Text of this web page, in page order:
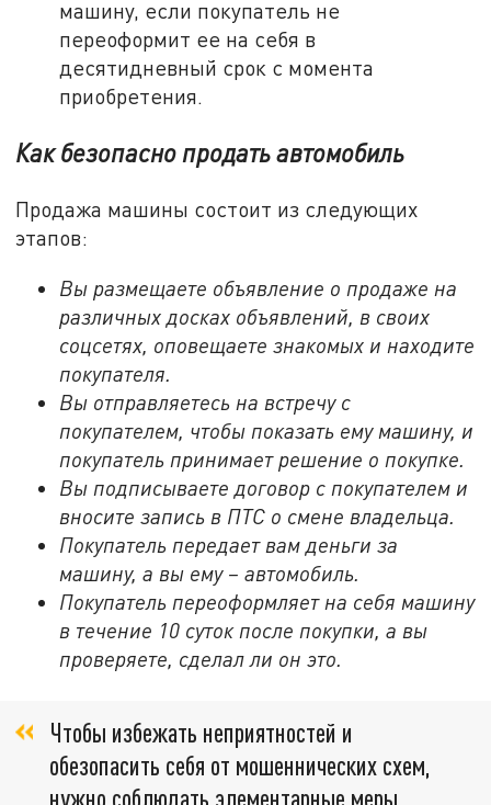
машину, если покупатель не
переоформит ее на себя в
десятидневный срок с момента
приобретения.
Как безопасно продать автомобиль
Продажа машины состоит из следующих
этапов:
Вы размещаете объявление о продаже на
различных досках объявлений, в своих
соцсетях, оповещаете знакомых и находите
покупателя.
Вы отправляетесь на встречу с
покупателем, чтобы показать ему машину, и
покупатель принимает решение о покупке.
Вы подписываете договор с покупателем и
вносите запись в ПТС о смене владельца.
Покупатель передает вам деньги за
машину, а вы ему – автомобиль.
Покупатель переоформляет на себя машину
в течение 10 суток после покупки, а вы
проверяете, сделал ли он это.
Чтобы избежать неприятностей и
обезопасить себя от мошеннических схем,
нужно соблюдать элементарные меры